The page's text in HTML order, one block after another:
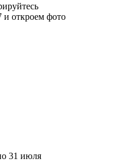
и откроем фото
31 июля